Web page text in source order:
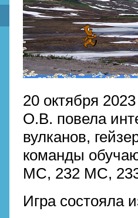
20 октября
О.В. повела
вулканов,
команды
МС, 232 МС,
Игра состояла